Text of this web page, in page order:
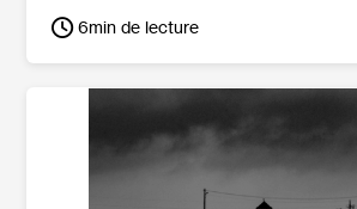
6min de lecture